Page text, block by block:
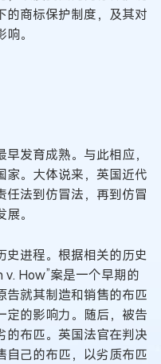
的商标保护制度，及其对
。
发育成熟。与此相应，
家。大体说来，英国近代
任法到仿冒法，再到仿冒
。
史进程。根据相关的历史
How”案是一个早期的
告就其制造和销售的布匹
定的影响力。随后，被告
的布匹。英国法官在判决
自己的布匹，以劣质布匹